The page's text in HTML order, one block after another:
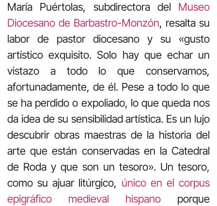
María Puértolas, subdirectora del Museo
Diocesano de Barbastro-Monzón, resalta su
labor de pastor diocesano y su «gusto
artístico exquisito. Solo hay que echar un
vistazo a todo lo que conservamos,
afortunadamente, de él. Pese a todo lo que
se ha perdido o expoliado, lo que queda nos
da idea de su sensibilidad artística. Es un lujo
descubrir obras maestras de la historia del
arte que están conservadas en la Catedral
de Roda y que son un tesoro». Un tesoro,
como su ajuar litúrgico, único en el corpus
epigráfico medieval hispano porque